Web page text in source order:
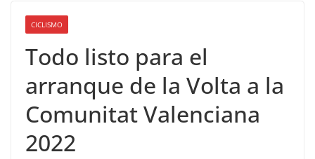
CICLISMO
Todo listo para el
arranque de la Volta a la
Comunitat Valenciana
2022